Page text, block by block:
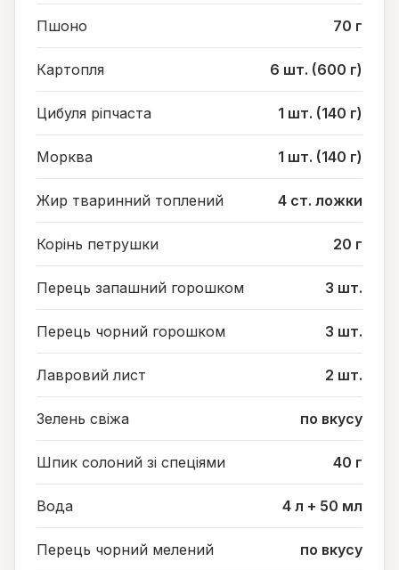
Пшоно 70 г
Картопля 6 шт. (600 г)
Цибуля ріпчаста 1 шт. (140 г)
Морква 1 шт. (140 г)
Жир тваринний топлений 4 ст. ложки
Корінь петрушки 20 г
Перець запашний горошком 3 шт.
Перець чорний горошком 3 шт.
Лавровий лист 2 шт.
Зелень свіжа по вкусу
Шпик солоний зі спеціями 40 г
Вода 4 л + 50 мл
Перець чорний мелений по вкусу